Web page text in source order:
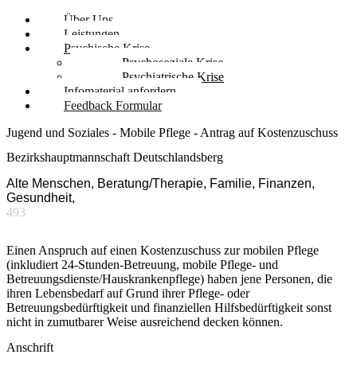
Über Uns
Leistungen
Psychische Krise
Psychosoziale Krise
Psychiatrische Krise
Infomaterial anfordern
Feedback Formular
Jugend und Soziales - Mobile Pflege - Antrag auf Kostenzuschuss
Bezirkshauptmannschaft Deutschlandsberg
Alte Menschen, Beratung/Therapie, Familie, Finanzen,
Gesundheit,
493
Einen Anspruch auf einen Kostenzuschuss zur mobilen Pflege
(inkludiert 24-Stunden-Betreuung, mobile Pflege- und
Betreuungsdienste/Hauskrankenpflege) haben jene Personen, die
ihren Lebensbedarf auf Grund ihrer Pflege- oder
Betreuungsbedürftigkeit und finanziellen Hilfsbedürftigkeit sonst
nicht in zumutbarer Weise ausreichend decken können.
Anschrift